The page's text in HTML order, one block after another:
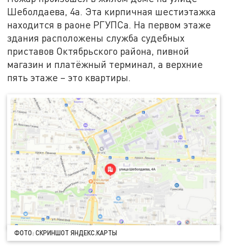
Шеболдаева, 4а. Эта кирпичная шестиэтажка
находится в раоне РГУПСа. На первом этаже
здания расположены служба судебных
приставов Октябрьского района, пивной
магазин и платёжный терминал, а верхние
пять этаже – это квартиры.
ФОТО: СКРИНШОТ ЯНДЕКС.КАРТЫ